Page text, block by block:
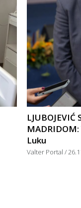
LJUBOJEVIĆ
Luku
Valter Portal